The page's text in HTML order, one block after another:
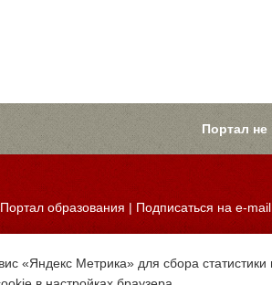
Портал не
Портал образования | Подписаться на e-
«Яндекс Метрика» для сбора